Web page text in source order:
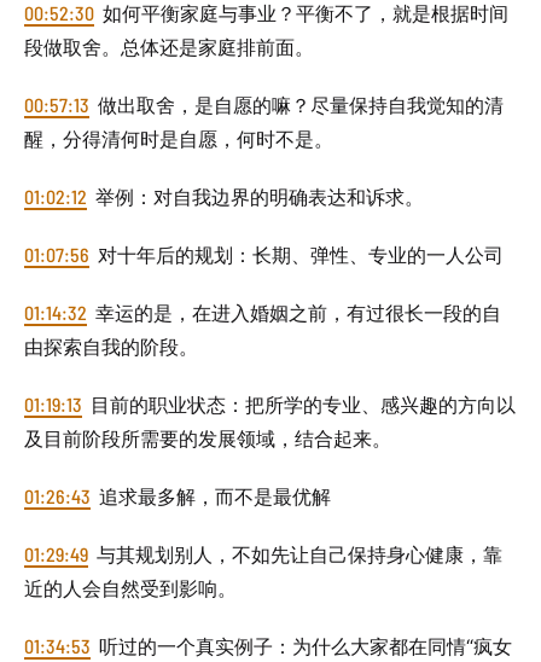
00:52:30 如何平衡家庭与事业？平衡不了，就是根据时间
段做取舍。总体还是家庭排前面。
00:57:13 做出取舍，是自愿的嘛？尽量保持自我觉知的清
醒，分得清何时是自愿，何时不是。
01:02:12 举例：对自我边界的明确表达和诉求。
01:07:56 对十年后的规划：长期、弹性、专业的一人公司
01:14:32 幸运的是，在进入婚姻之前，有过很长一段的自
由探索自我的阶段。
01:19:13 目前的职业状态：把所学的专业、感兴趣的方向以
及目前阶段所需要的发展领域，结合起来。
01:26:43 追求最多解，而不是最优解
01:29:49 与其规划别人，不如先让自己保持身心健康，靠
近的人会自然受到影响。
01:34:53 听过的一个真实例子：为什么大家都在同情“疯女